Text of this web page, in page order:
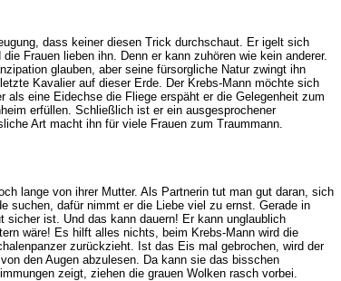
dass keiner diesen Trick durchschaut. Er igelt sich
Frauen lieben ihn. Denn er kann zuhören wie kein anderer.
glauben, aber seine fürsorgliche Natur zwingt ihn
Kavalier auf dieser Erde. Der Krebs-Mann möchte sich
eine Eidechse die Fliege erspäht er die Gelegenheit zum
erfüllen. Schließlich ist er ein ausgesprochener
Art macht ihn für viele Frauen zum Traummann.
lange von ihrer Mutter. Als Partnerin tut man gut daran, sich
suchen, dafür nimmt er die Liebe viel zu ernst. Gerade in
ist. Und das kann dauern! Er kann unglaublich
wäre! Es hilft alles nichts, beim Krebs-Mann wird die
zurückzieht. Ist das Eis mal gebrochen, wird der
den Augen abzulesen. Da kann sie das bisschen
zeigt, ziehen die grauen Wolken rasch vorbei.